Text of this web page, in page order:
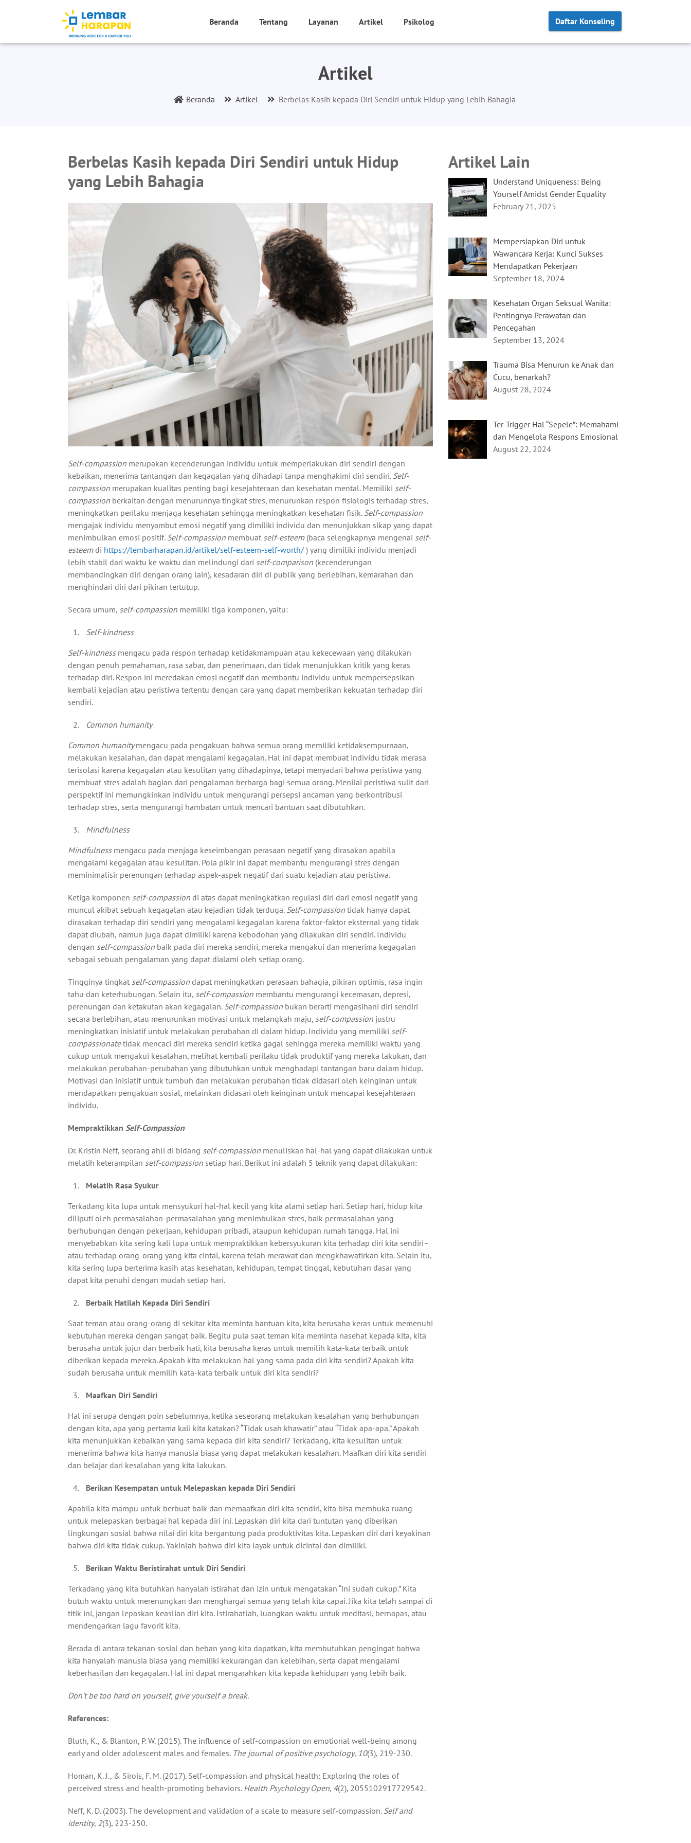
Beranda Tentang Layanan Artikel Psikolog Daftar Konseling
Artikel
Beranda Artikel Berbelas Kasih kepada Diri Sendiri untuk Hidup yang Lebih Bahagia
Berbelas Kasih kepada Diri Sendiri untuk Hidup
yang Lebih Bahagia
Self-compassion merupakan kecenderungan individu untuk memperlakukan diri sendiri dengan
kebaikan, menerima tantangan dan kegagalan yang dihadapi tanpa menghakimi diri sendiri. Self-
compassion merupakan kualitas penting bagi kesejahteraan dan kesehatan mental. Memiliki self-
compassion berkaitan dengan menurunnya tingkat stres, menurunkan respon fisiologis terhadap stres,
meningkatkan perilaku menjaga kesehatan sehingga meningkatkan kesehatan fisik. Self-compassion
mengajak individu menyambut emosi negatif yang dimiliki individu dan menunjukkan sikap yang dapat
menimbulkan emosi positif. Self-compassion membuat self-esteem (baca selengkapnya mengenai self-
esteemdi https://lembarharapan.id/artikel/self-esteem-self-worth/ ) yang dimiliki individu menjadi
lebih stabil dari waktu ke waktu dan melindungi dari self-comparison (kecenderungan
membandingkan diri dengan orang lain), kesadaran diri di publik yang berlebihan, kemarahan dan
menghindari diri dari pikiran tertutup.
Secara umum, self-compassion memiliki tiga komponen, yaitu:
Self-kindness
Self-kindness mengacu pada respon terhadap ketidakmampuan atau kekecewaan yang dilakukan
dengan penuh pemahaman, rasa sabar, dan penerimaan, dan tidak menunjukkan kritik yang keras
terhadap diri. Respon ini meredakan emosi negatif dan membantu individu untuk mempersepsikan
kembali kejadian atau peristiwa tertentu dengan cara yang dapat memberikan kekuatan terhadap diri
sendiri.
Common humanity
Common humanitymengacu pada pengakuan bahwa semua orang memiliki ketidaksempurnaan,
melakukan kesalahan, dan dapat mengalami kegagalan. Hal ini dapat membuat individu tidak merasa
terisolasi karena kegagalan atau kesulitan yang dihadapinya, tetapi menyadari bahwa peristiwa yang
membuat stres adalah bagian dari pengalaman berharga bagi semua orang. Menilai peristiwa sulit dari
perspektif ini memungkinkan individu untuk mengurangi persepsi ancaman yang berkontribusi
terhadap stres, serta mengurangi hambatan untuk mencari bantuan saat dibutuhkan.
Mindfulness
Mindfulness mengacu pada menjaga keseimbangan perasaan negatif yang dirasakan apabila
mengalami kegagalan atau kesulitan. Pola pikir ini dapat membantu mengurangi stres dengan
meminimalisir perenungan terhadap aspek-aspek negatif dari suatu kejadian atau peristiwa.
Ketiga komponen self-compassion di atas dapat meningkatkan regulasi diri dari emosi negatif yang
muncul akibat sebuah kegagalan atau kejadian tidak terduga. Self-compassion tidak hanya dapat
dirasakan terhadap diri sendiri yang mengalami kegagalan karena faktor-faktor eksternal yang tidak
dapat diubah, namun juga dapat dimiliki karena kebodohan yang dilakukan diri sendiri. Individu
dengan self-compassion baik pada diri mereka sendiri, mereka mengakui dan menerima kegagalan
sebagai sebuah pengalaman yang dapat dialami oleh setiap orang.
Tingginya tingkat self-compassion dapat meningkatkan perasaan bahagia, pikiran optimis, rasa ingin
tahu dan keterhubungan. Selain itu, self-compassion membantu mengurangi kecemasan, depresi,
perenungan dan ketakutan akan kegagalan. Self-compassion bukan berarti mengasihani diri sendiri
secara berlebihan, atau menurunkan motivasi untuk melangkah maju, self-compassion justru
meningkatkan inisiatif untuk melakukan perubahan di dalam hidup. Individu yang memiliki self-
compassionatetidak mencaci diri mereka sendiri ketika gagal sehingga mereka memiliki waktu yang
cukup untuk mengakui kesalahan, melihat kembali perilaku tidak produktif yang mereka lakukan, dan
melakukan perubahan-perubahan yang dibutuhkan untuk menghadapi tantangan baru dalam hidup.
Motivasi dan inisiatif untuk tumbuh dan melakukan perubahan tidak didasari oleh keinginan untuk
mendapatkan pengakuan sosial, melainkan didasari oleh keinginan untuk mencapai kesejahteraan
individu.
Mempraktikkan Self-Compassion
Dr. Kristin Neff, seorang ahli di bidang self-compassion menuliskan hal-hal yang dapat dilakukan untuk
melatih keterampilan self-compassion setiap hari. Berikut ini adalah 5 teknik yang dapat dilakukan:
Melatih Rasa Syukur
Terkadang kita lupa untuk mensyukuri hal-hal kecil yang kita alami setiap hari. Setiap hari, hidup kita
diliputi oleh permasalahan-permasalahan yang menimbulkan stres, baik permasalahan yang
berhubungan dengan pekerjaan, kehidupan pribadi, ataupun kehidupan rumah tangga. Hal ini
menyebabkan kita sering kali lupa untuk mempraktikkan kebersyukuran kita terhadap diri kita sendiri–
atau terhadap orang-orang yang kita cintai, karena telah merawat dan mengkhawatirkan kita. Selain itu,
kita sering lupa berterima kasih atas kesehatan, kehidupan, tempat tinggal, kebutuhan dasar yang
dapat kita penuhi dengan mudah setiap hari.
Berbaik Hatilah Kepada Diri Sendiri
Saat teman atau orang-orang di sekitar kita meminta bantuan kita, kita berusaha keras untuk memenuhi
kebutuhan mereka dengan sangat baik. Begitu pula saat teman kita meminta nasehat kepada kita, kita
berusaha untuk jujur dan berbaik hati, kita berusaha keras untuk memilih kata-kata terbaik untuk
diberikan kepada mereka. Apakah kita melakukan hal yang sama pada diri kita sendiri? Apakah kita
sudah berusaha untuk memilih kata-kata terbaik untuk diri kita sendiri?
Maafkan Diri Sendiri
Hal ini serupa dengan poin sebelumnya, ketika seseorang melakukan kesalahan yang berhubungan
dengan kita, apa yang pertama kali kita katakan? “Tidak usah khawatir” atau “Tidak apa-apa.” Apakah
kita menunjukkan kebaikan yang sama kepada diri kita sendiri? Terkadang, kita kesulitan untuk
menerima bahwa kita hanya manusia biasa yang dapat melakukan kesalahan. Maafkan diri kita sendiri
dan belajar dari kesalahan yang kita lakukan.
Berikan Kesempatan untuk Melepaskan kepada Diri Sendiri
Apabila kita mampu untuk berbuat baik dan memaafkan diri kita sendiri, kita bisa membuka ruang
untuk melepaskan berbagai hal kepada diri ini. Lepaskan diri kita dari tuntutan yang diberikan
lingkungan sosial bahwa nilai diri kita bergantung pada produktivitas kita. Lepaskan diri dari keyakinan
bahwa diri kita tidak cukup. Yakinlah bahwa diri kita layak untuk dicintai dan dimiliki.
Berikan Waktu Beristirahat untuk Diri Sendiri
Terkadang yang kita butuhkan hanyalah istirahat dan izin untuk mengatakan “ini sudah cukup.” Kita
butuh waktu untuk merenungkan dan menghargai semua yang telah kita capai. Jika kita telah sampai di
titik ini, jangan lepaskan keaslian diri kita. Istirahatlah, luangkan waktu untuk meditasi, bernapas, atau
mendengarkan lagu favorit kita.
Berada di antara tekanan sosial dan beban yang kita dapatkan, kita membutuhkan pengingat bahwa
kita hanyalah manusia biasa yang memiliki kekurangan dan kelebihan, serta dapat mengalami
keberhasilan dan kegagalan. Hal ini dapat mengarahkan kita kepada kehidupan yang lebih baik.
Don’t be too hard on yourself, give yourself a break.
References:
Bluth, K., & Blanton, P. W. (2015). The influence of self-compassion on emotional well-being among
early and older adolescent males and females. The journal of positive psychology, 10(3), 219-230.
Homan, K. J., & Sirois, F. M. (2017). Self-compassion and physical health: Exploring the roles of
perceived stress and health-promoting behaviors. Health Psychology Open, 4(2), 2055102917729542.
Neff, K. D. (2003). The development and validation of a scale to measure self-compassion. Self and
identity, 2(3), 223-250.
Artikel Lain
Understand Uniqueness: Being
Yourself Amidst Gender Equality
February 21, 2025
Mempersiapkan Diri untuk
Wawancara Kerja: Kunci Sukses
Mendapatkan Pekerjaan
September 18, 2024
Kesehatan Organ Seksual Wanita:
Pentingnya Perawatan dan
Pencegahan
September 13, 2024
Trauma Bisa Menurun ke Anak dan
Cucu, benarkah?
August 28, 2024
Ter-Trigger Hal “Sepele”: Memahami
dan Mengelola Respons Emosional
August 22, 2024